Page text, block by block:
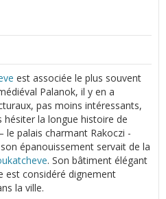
est associée le plus souvent
Palanok, il y en a
pas moins intéressants,
hésiter la longue histoire de
le palais charmant Rakoczi -
épanouissement servait de la
. Son bâtiment élégant
est considéré dignement
la ville.